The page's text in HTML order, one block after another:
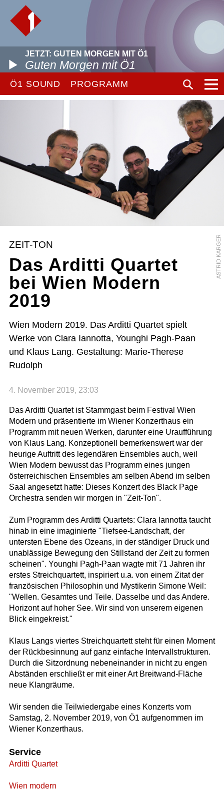
JETZT: GUTEN MORGEN MIT Ö1
Guten Morgen mit Ö1
Ö1 SOUND PROGRAMM
ASTRID KARGER
ZEIT-TON
Das Arditti Quartet
bei Wien Modern
2019
Wien Modern 2019. Das Arditti Quartet spielt
Werke von Clara Iannotta, Younghi Pagh-Paan
und Klaus Lang. Gestaltung: Marie-Therese
Rudolph
4. November 2019, 23:03
Das Arditti Quartet ist Stammgast beim Festival Wien
Modern und präsentierte im Wiener Konzerthaus ein
Programm mit neuen Werken, darunter eine Uraufführung
von Klaus Lang. Konzeptionell bemerkenswert war der
heurige Auftritt des legendären Ensembles auch, weil
Wien Modern bewusst das Programm eines jungen
österreichischen Ensembles am selben Abend im selben
Saal angesetzt hatte: Dieses Konzert des Black Page
Orchestra senden wir morgen in "Zeit-Ton".
Zum Programm des Arditti Quartets: Clara Iannotta taucht
hinab in eine imaginierte "Tiefsee-Landschaft, der
untersten Ebene des Ozeans, in der ständiger Druck und
unablässige Bewegung den Stillstand der Zeit zu formen
scheinen". Younghi Pagh-Paan wagte mit 71 Jahren ihr
erstes Streichquartett, inspiriert u.a. von einem Zitat der
französischen Philosophin und Mystikerin Simone Weil:
"Wellen. Gesamtes und Teile. Dasselbe und das Andere.
Horizont auf hoher See. Wir sind von unserem eigenen
Blick eingekreist."
Klaus Langs viertes Streichquartett steht für einen Moment
der Rückbesinnung auf ganz einfache Intervallstrukturen.
Durch die Sitzordnung nebeneinander in nicht zu engen
Abständen erschließt er mit einer Art Breitwand-Fläche
neue Klangräume.
Wir senden die Teilwiedergabe eines Konzerts vom
Samstag, 2. November 2019, von Ö1 aufgenommen im
Wiener Konzerthaus.
Service
Arditti Quartet
Wien modern